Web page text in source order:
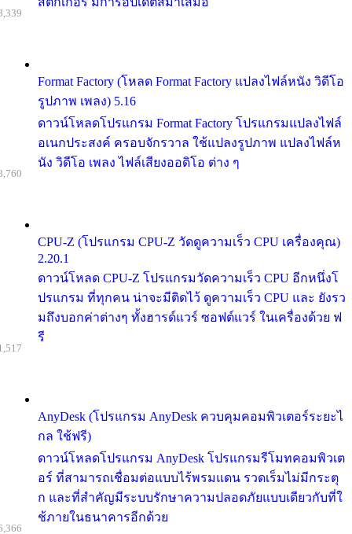
Format Factory (โหลด Format Factory แปลงไฟล์หนัง วิดีโอ
รูปภาพ เพลง) 5.16
ดาวน์โหลดโปรแกรม Format Factory โปรแกรมแปลงไฟล์
อเนกประสงค์ ครอบจักรวาล ใช้แปลงรูปภาพ แปลงไฟล์ห
นัง วิดีโอ เพลง ไฟล์เสียงออดิโอ ต่าง ๆ
CPU-Z (โปรแกรม CPU-Z วัดดูความเร็ว CPU เครื่องคุณ)
2.20.1
ดาวน์โหลด CPU-Z โปรแกรมวัดความเร็ว CPU อีกหนึ่งโ
ปรแกรม ที่ทุกคน น่าจะมีติดไว้ ดูความเร็ว CPU และ ยังรว
มถึงบอกค่าต่างๆ ทั้งฮารด์แวร์ ซอฟต์แวร์ ในเครื่องด้วย ฟ
รี
AnyDesk (โปรแกรม AnyDesk ควบคุมคอมพิวเตอร์ระยะไ
กล ใช้ฟรี)
ดาวน์โหลดโปรแกรม AnyDesk โปรแกรมรีโมทคอมพิวเต
อร์ ที่สามารถเชื่อมต่อแบบไร้พรมแดน รวดเร็มไม่มีกระตุ
ก และที่สำคัญมีระบบรักษาความปลอดภัยแบบเดียวกับที่ใ
ช้ภายในธนาคารอีกด้วย